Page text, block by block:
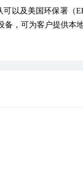
以及美国环保署（
备，可为客户提供本